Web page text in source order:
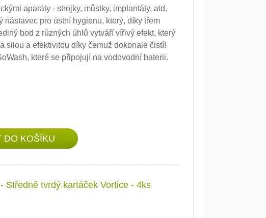
aparáty - strojky, můstky, implantáty, atd.
nástavec pro ústní hygienu, který, díky třem
bod z různých úhlů vytváří vířivý efekt, který
silou a efektivitou díky čemuž dokonale čistí!
které se připojují na vodovodní baterii.
Středně tvrdý kartáček Vortice - 4ks